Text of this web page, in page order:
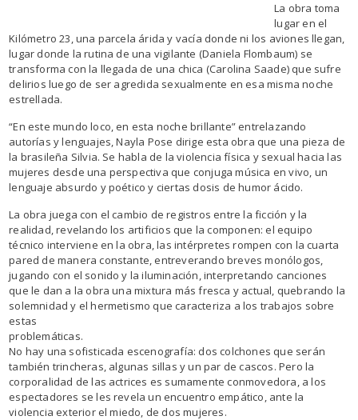
La obra toma
lugar en el
Kilómetro 23, una parcela árida y vacía donde ni los aviones llegan,
lugar donde la rutina de una vigilante (Daniela Flombaum) se
transforma con la llegada de una chica (Carolina Saade) que sufre
delirios luego de ser agredida sexualmente en esa misma noche
estrellada.
“En este mundo loco, en esta noche brillante” entrelazando
autorías y lenguajes, Nayla Pose dirige esta obra que una pieza de
la brasileña Silvia. Se habla de la violencia física y sexual hacia las
mujeres desde una perspectiva que conjuga música en vivo, un
lenguaje absurdo y poético y ciertas dosis de humor ácido.
La obra juega con el cambio de registros entre la ficción y la
realidad, revelando los artificios que la componen: el equipo
técnico interviene en la obra, las intérpretes rompen con la cuarta
pared de manera constante, entreverando breves monólogos,
jugando con el sonido y la iluminación, interpretando canciones
que le dan a la obra una mixtura más fresca y actual, quebrando la
solemnidad y el hermetismo que caracteriza a los trabajos sobre
estas
problemáticas.
No hay una sofisticada escenografía: dos colchones que serán
también trincheras, algunas sillas y un par de cascos. Pero la
corporalidad de las actrices es sumamente conmovedora, a los
espectadores se les revela un encuentro empático, ante la
violencia exterior el miedo, de dos mujeres.